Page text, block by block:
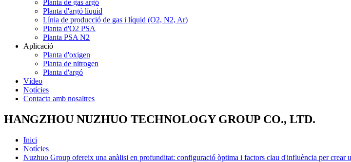
Planta de gas argó
Planta d'argó líquid
Línia de producció de gas i líquid (O2, N2, Ar)
Planta d'O2 PSA
Planta PSA N2
Aplicació
Planta d'oxigen
Planta de nitrogen
Planta d'argó
Vídeo
Notícies
Contacta amb nosaltres
HANGZHOU NUZHUO TECHNOLOGY GROUP CO., LTD.
Inici
Notícies
Nuzhuo Group ofereix una anàlisi en profunditat: configuració òptima i factors clau d'influència per crear